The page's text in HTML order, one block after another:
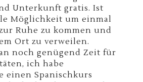
Unterkunft gratis. Ist
Möglichkeit um einmal
Ruhe zu kommen und
Ort zu verweilen.
noch genügend Zeit für
ich habe
einen Spanischkurs